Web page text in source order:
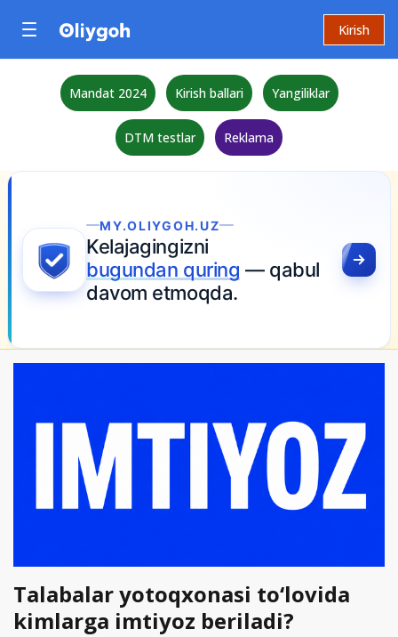
Kirish
Mandat 2024 Kirish ballari Yangiliklar
DTM testlar Reklama
MY.OLIYGOH.UZ
Kelajagingizni
bugundan quring — qabul
davom etmoqda.
Talabalar yotoqxonasi to‘lovida
kimlarga imtiyoz beriladi?